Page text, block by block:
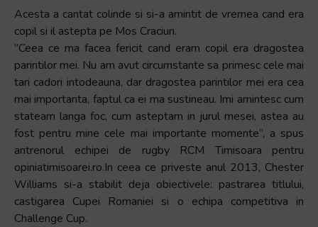
This
shortcut
activates
screen
reader
help
navigate
and
interact
with
Acesta a cantat colinde si si-a amintit de vremea cand era
copil si il astepta pe Mos Craciun.
”Ceea ce ma facea fericit cand eram copil era dragostea
parintilor mei. Nu am avut circumstante sa primesc cele mai
tari cadori intodeauna, dar dragostea parintilor mei era cea
mai importanta, faptul ca ei ma sustineau. Imi amintesc cum
stateam langa foc, cum asteptam in jurul mesei, astea au
fost pentru mine cele mai importante momente”, a spus
antrenorul echipei de rugby RCM Timisoara pentru
opiniatimisoarei.ro.In ceea ce priveste anul 2013, Chester
Williams si-a stabilit deja obiectivele: pastrarea titlului,
castigarea Cupei Romaniei si o echipa competitiva in
Challenge Cup.